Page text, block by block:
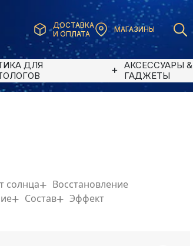
ДОСТАВКА
И ОПЛАТА
МАГАЗИНЫ
ДЛЯ
АКСЕССУАРЫ &
ГАДЖЕТЫ
солнца
Восстановление
Состав Эффект